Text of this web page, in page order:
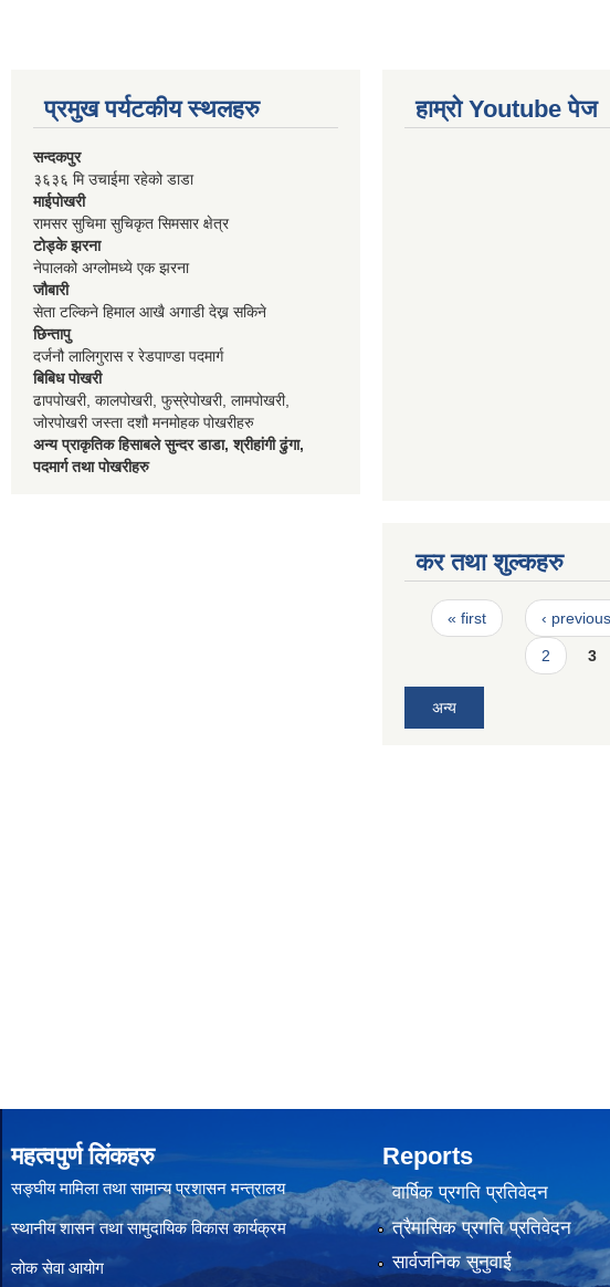
प्रमुख पर्यटकीय स्थलहरु
सन्दकपुर
३६३६ मि उचाईमा रहेको डाडा
माईपोखरी
रामसर सुचिमा सुचिकृत सिमसार क्षेत्र
टोड्के झरना
नेपालको अग्लोमध्ये एक झरना
जौबारी
सेता टल्किने हिमाल आखै अगाडी देख्न सकिने
छिन्तापु
दर्जनौ लालिगुरास र रेडपाण्डा पदमार्ग
बिबिध पोखरी
ढापपोखरी, कालपोखरी, फुस्रेपोखरी, लामपोखरी,
जोरपोखरी जस्ता दशौ मनमोहक पोखरीहरु
अन्य प्राकृतिक हिसाबले सुन्दर डाडा, श्रीहांगी ढुंगा,
पदमार्ग तथा पोखरीहरु
हाम्रो Youtube पेज
कर तथा शुल्कहरु
Pages
« first ‹ previous
2 3
अन्य
महत्वपुर्ण लिंकहरु
सङ्घीय मामिला तथा सामान्य प्रशासन मन्त्रालय
स्थानीय शासन तथा सामुदायिक विकास कार्यक्रम
लोक सेवा आयोग
Reports
वार्षिक प्रगति प्रतिवेदन
त्रैमासिक प्रगति प्रतिवेदन
सार्वजनिक सुनुवाई